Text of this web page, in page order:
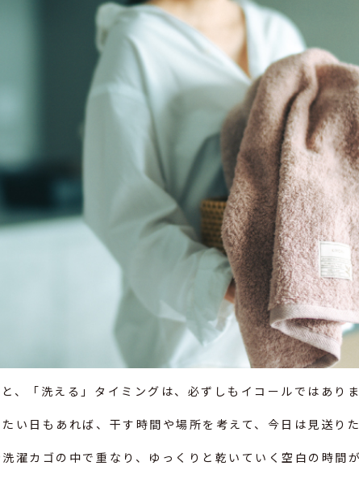
、「洗える」タイミングは、必ずしもイコールではありま
い日もあれば、干す時間や場所を考えて、今日は見送り
濯カゴの中で重なり、ゆっくりと乾いていく空白の時間が